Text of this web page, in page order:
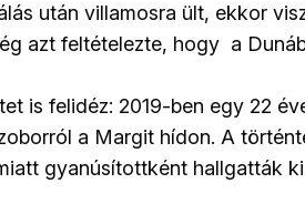
után villamosra ült, ekkor
azt feltételezte, hogy a
is felidéz: 2019-ben egy 22
a Margit hídon. A
gyanúsítottként hallgatták